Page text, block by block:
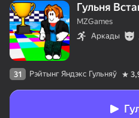
Гульня
MZGames
Аркады
31 Рэйтынг Яндэкс Гульняў